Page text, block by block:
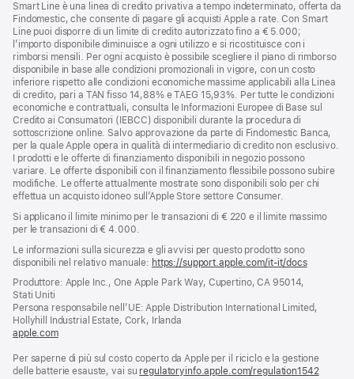
Smart Line è una linea di credito privativa a tempo indeterminato, offerta da
Findomestic, che consente di pagare gli acquisti Apple a rate. Con Smart
Line puoi disporre di un limite di credito autorizzato fino a € 5.000;
l’importo disponibile diminuisce a ogni utilizzo e si ricostituisce con i
rimborsi mensili. Per ogni acquisto è possibile scegliere il piano di rimborso
disponibile in base alle condizioni promozionali in vigore, con un costo
inferiore rispetto alle condizioni economiche massime applicabili alla Linea
di credito, pari a TAN fisso 14,88% e TAEG 15,93%. Per tutte le condizioni
economiche e contrattuali, consulta le Informazioni Europee di Base sul
Credito ai Consumatori (IEBCC) disponibili durante la procedura di
sottoscrizione online. Salvo approvazione da parte di Findomestic Banca,
per la quale Apple opera in qualità di intermediario di credito non esclusivo.
I prodotti e le offerte di finanziamento disponibili in negozio possono
variare. Le offerte disponibili con il finanziamento flessibile possono subire
modifiche. Le offerte attualmente mostrate sono disponibili solo per chi
effettua un acquisto idoneo sull’Apple Store settore Consumer.
Si applicano il limite minimo per le transazioni di € 220 e il limite massimo
per le transazioni di € 4.000.
Le informazioni sulla sicurezza e gli avvisi per questo prodotto sono
disponibili nel relativo manuale: https://support.apple.com/it-it/docs(si
finestra)
Produttore: Apple Inc., One Apple Park Way, Cupertino, CA 95014,
Stati Uniti
Persona responsabile nell’UE: Apple Distribution International Limited,
Hollyhill Industrial Estate, Cork, Irlanda
apple.com(si
una
nuova
Per saperne di più sul costo coperto da Apple per il riciclo e la gestione
delle batterie esauste, vai su regulatoryinfo.apple.com/regulation1542(si